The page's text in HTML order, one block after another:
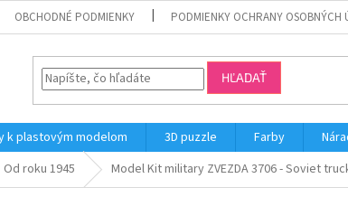
OBCHODNÉ PODMIENKY PODMIENKY OCHRANY OSOBNÝCH
HĽADAŤ
k plastovým modelom 3D puzzle Farby
Od roku 1945 Model Kit military ZVEZDA 3706 - Soviet